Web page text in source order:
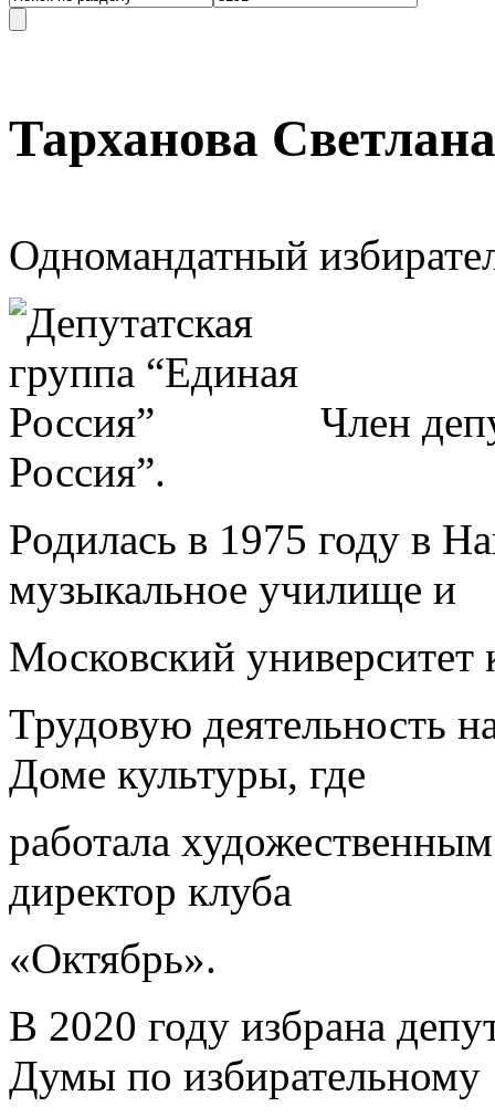
Тарханова
Одномандатный
Член
Россия”.
Родилась в 1975 году в
музыкальное училище и
Московский университет
Трудовую деятельность
Доме культуры, где
работала
директор клуба
«Октябрь».
В 2020 году избрана
Думы по избирательному